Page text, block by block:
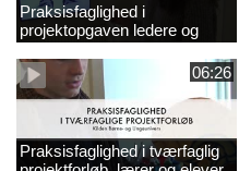
Praksisfaglighed i
projektopgaven ledere og
elever
06:26
Praksisfaglighed i tværfaglig